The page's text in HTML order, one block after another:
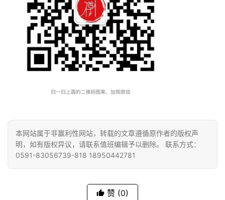
本网站属于非赢利性网站，转载的文章遵循原作者的版权声
明，如有版权异议，请联系值班编辑予以删除。 联系方式：
0591-83056739-818 18950442781
赞 (0)